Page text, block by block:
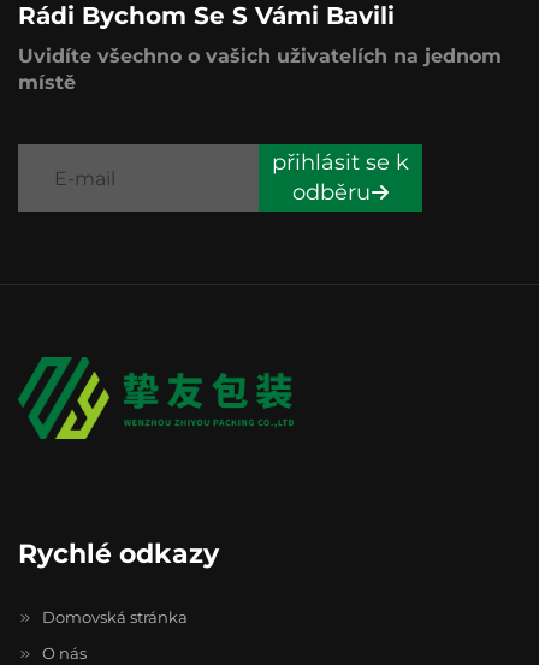
Rádi Bychom Se S Vámi Bavili
Uvidíte všechno o vašich uživatelích na jednom
místě
přihlásit se k
odběru
Rychlé odkazy
Domovská stránka
O nás